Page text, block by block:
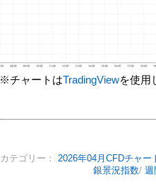
※チャートはTradingViewを使用
カテゴリー： 2026年04月CFDチャー
銀景況指数/ 週